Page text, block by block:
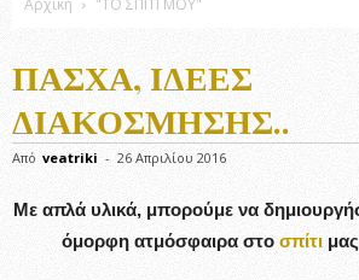
Αρχική "ΤΟ ΣΠΙΤΙ ΜΟΥ"
ΠΆΣΧΑ, ΙΔΈΕΣ
ΔΙΑΚΌΣΜΗΣΗΣ..
Από veatriki - 26 Απριλίου 2016
Με απλά υλικά, μπορούμε να
όμορφη ατμόσφαιρα στο σπίτι